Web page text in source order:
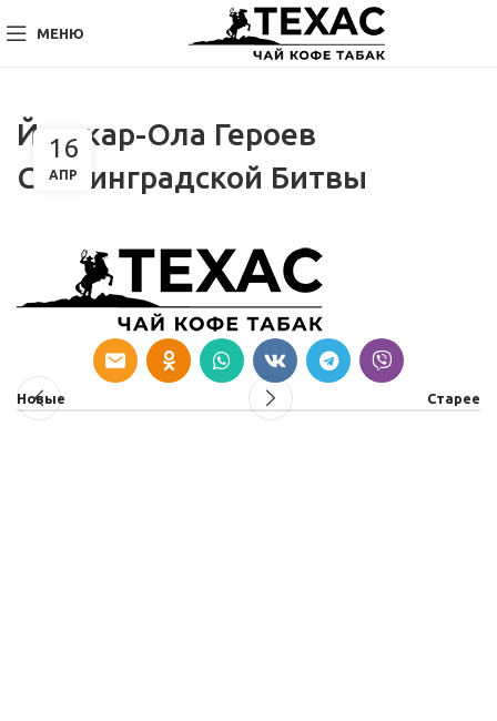
МЕНЮ
Йошкар-Ола Героев
Сталинградской Битвы
16
АПР
Новые Старее